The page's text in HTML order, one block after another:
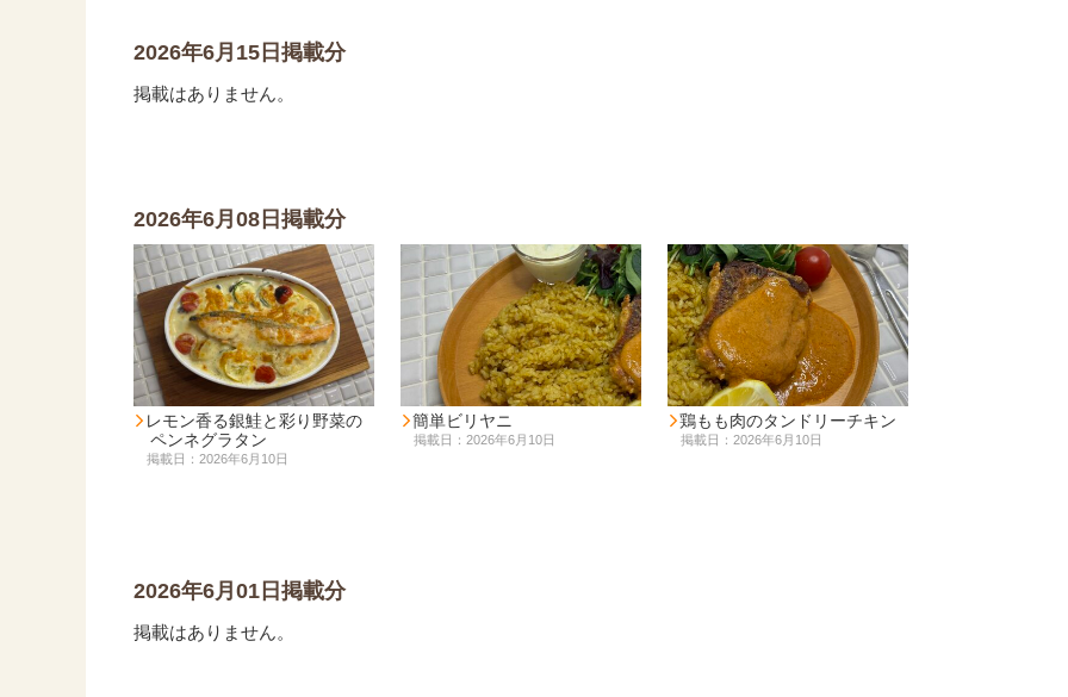
2026年6月15日掲載分
掲載はありません。
2026年6月08日掲載分
レモン香る銀鮭と彩り野菜の
ペンネグラタン
掲載日：2026年6月10日
簡単ビリヤニ
掲載日：2026年6月10日
鶏もも肉のタンドリーチキン
掲載日：2026年6月10日
2026年6月01日掲載分
掲載はありません。